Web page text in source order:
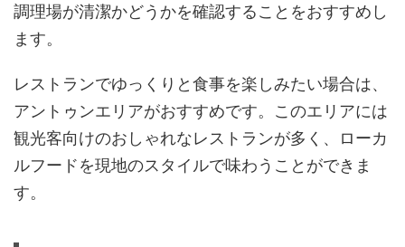
調理場が清潔かどうかを確認することをおすすめし
ます。
レストランでゆっくりと食事を楽しみたい場合は、
アントゥンエリアがおすすめです。このエリアには
観光客向けのおしゃれなレストランが多く、ローカ
ルフードを現地のスタイルで味わうことができま
す。